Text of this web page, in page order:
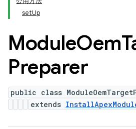
setUp
ModuleOem
Preparer
public class
extends